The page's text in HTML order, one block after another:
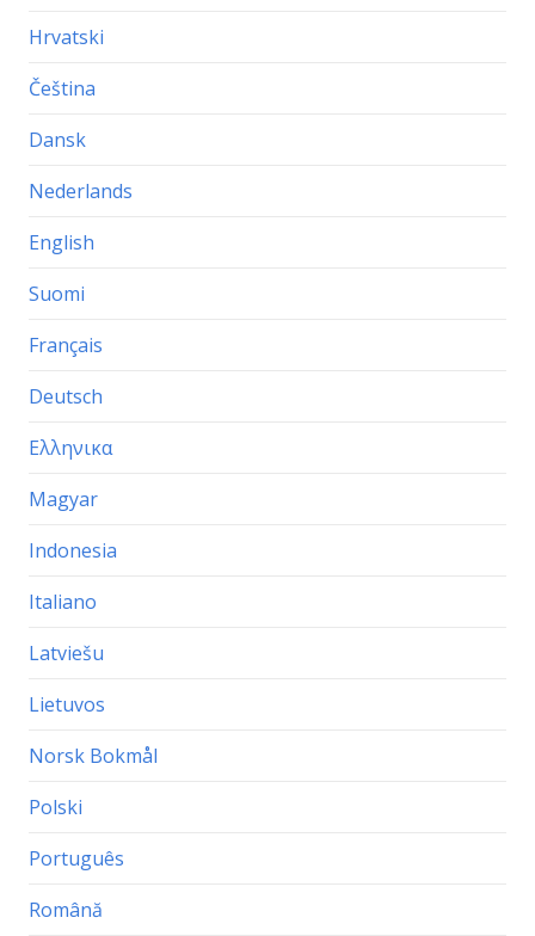
Hrvatski
Čeština
Dansk
Nederlands
English
Suomi
Français
Deutsch
Ελληνικα
Magyar
Indonesia
Italiano
Latviešu
Lietuvos
Norsk Bokmål
Polski
Português
Română